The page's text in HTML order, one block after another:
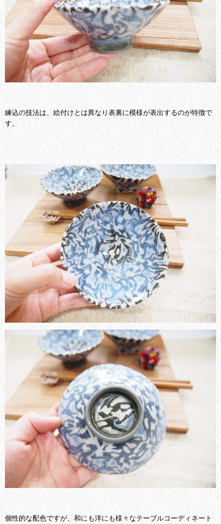
練込の技法は、絵付けとは異なり表裏に模様が表出するのが特徴で
す。
個性的な配色ですが、和にも洋にも様々なテーブルコーディネート